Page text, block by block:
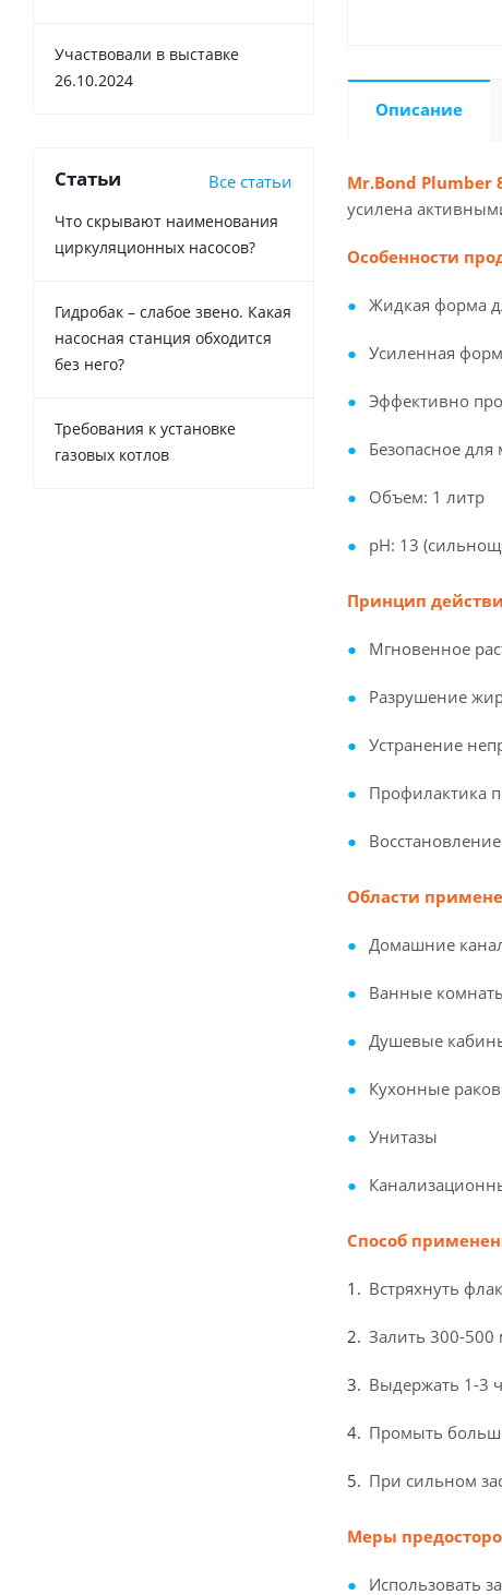
Описание
Mr.Bond Plumber
усилена
Особенности
Жидкая форма
Усиленная
Эффективно
Безопасное для
Объем: 1 литр
pH: 13
Принцип
Мгновенное
Разрушение
Устранение
Профилактика
Области
Домашние
Ванные
Душевые
Кухонные
Унитазы
Способ
Встряхнуть
Залить 300-500
Выдержать 1-3
Промыть
При сильном
Меры
Использовать
Участвовали в выставке
26.10.2024
Статьи Все статьи
Что скрывают наименования
циркуляционных насосов?
Гидробак – слабое звено. Какая
насосная станция обходится
без него?
Требования к установке
газовых котлов